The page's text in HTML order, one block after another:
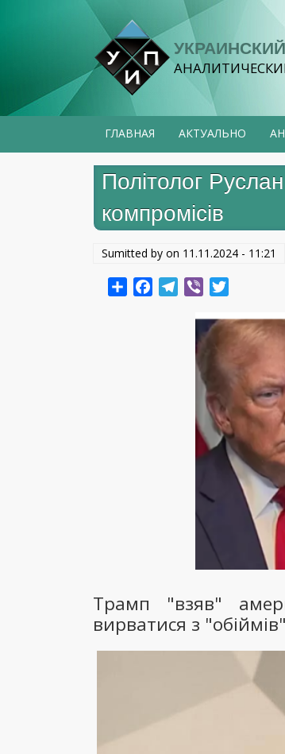
ГЛАВНАЯ АКТУАЛЬНО
Політолог
компромісів
Sumitted by on 11.11.2024 - 11:21
ShareFacebookTelegram
Viber
Трамп "взяв"
вирватися з